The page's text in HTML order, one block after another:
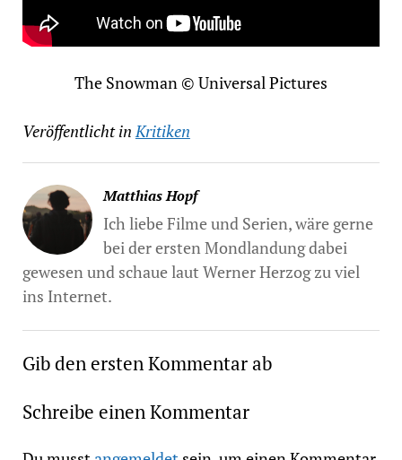
The Snowman © Universal Pictures
Veröffentlicht in Kritiken
Matthias Hopf
Ich liebe Filme und Serien, wäre gerne
bei der ersten Mondlandung dabei
gewesen und schaue laut Werner Herzog zu viel
ins Internet.
Gib den ersten Kommentar ab
Schreibe einen Kommentar